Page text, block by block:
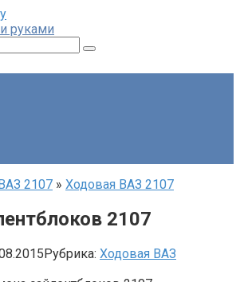
руками
2107 » Ходовая ВАЗ 2107
2107
Рубрика: Ходовая ВАЗ